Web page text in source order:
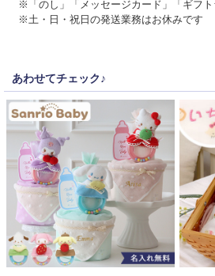
※「のし」「メッセージカード」「ギフ
※土・日・祝日の発送業務はお休みです
あわせてチェック♪